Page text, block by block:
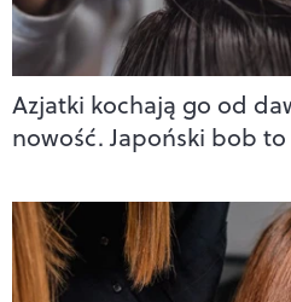
Azjatki kochają go od
nowość. Japoński bob